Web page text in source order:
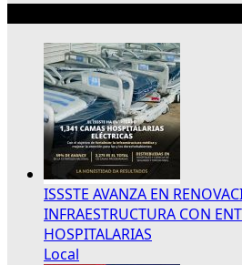
ISSSTE AVANZA EN
INFRAESTRUCTURA CON
HOSPITALARIAS
Local